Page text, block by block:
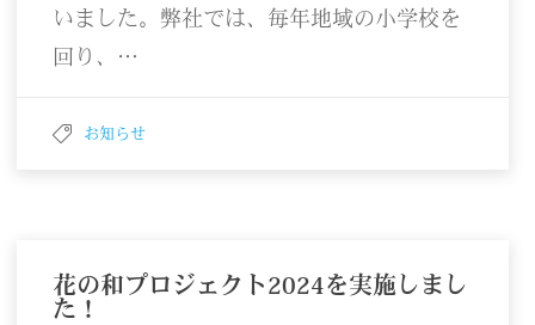
いました。弊社では、毎年地域の小学校を
回り、…
お知らせ
花の和プロジェクト2024を実施しまし
た！